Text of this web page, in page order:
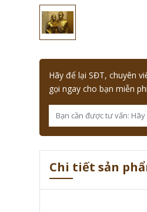
Hãy để lại SĐT, chuyên
gọi ngay cho bạn miễn
Chi tiết sản